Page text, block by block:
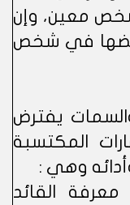
معين، وإن
بعضها في شخص
يفترض
المكتسبة
وهي :
معرفة القائد